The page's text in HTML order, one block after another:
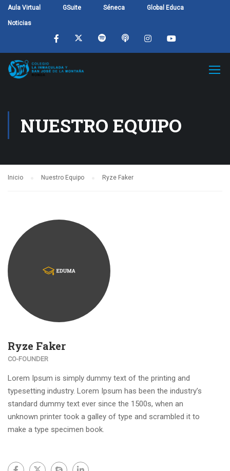
Aula Virtual GSuite Séneca Global Educa
Noticias
NUESTRO EQUIPO
Inicio Nuestro Equipo Ryze Faker
Ryze Faker
CO-FOUNDER
Lorem Ipsum is simply dummy text of the printing and
typesetting industry. Lorem Ipsum has been the industry’s
standard dummy text ever since the 1500s, when an
unknown printer took a galley of type and scrambled it to
make a type specimen book.